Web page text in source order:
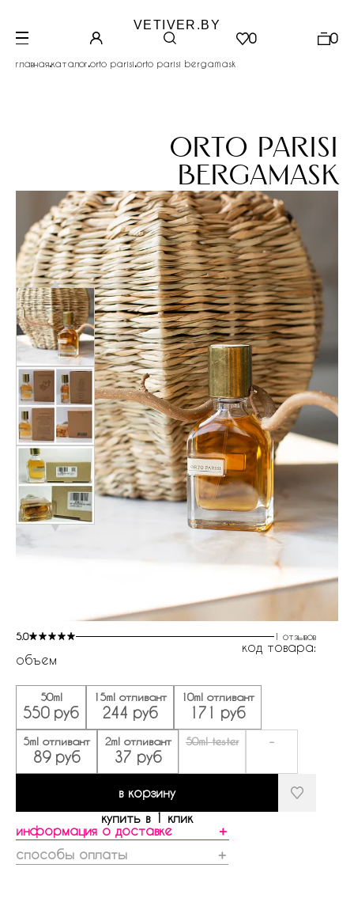
VETIVER.BY
0 0
главная.каталог.orto parisi.orto parisi bergamask
orto parisi
bergamask
5.0 1 отзывов
код товара:
объем
50ml
550 руб
15ml отливант
244 руб
10ml отливант
171 руб
5ml отливант
89 руб
2ml отливант
37 руб
50ml tester -
в корзину
купить в 1 клик
информация о доставке
＋
способы оплаты
＋